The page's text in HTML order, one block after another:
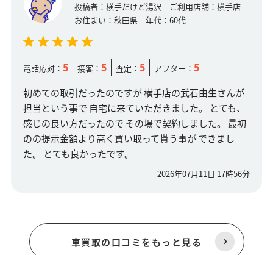
投稿者： 横手だけど湯沢 ご利用店舗： 横手店
お住まい： 秋田県 年代： 60代
電話応対： 5 接客： 5 査定： 5 アフター： 5
初めての取引だったのですが 横手店の武石由生さんが
担当という事で 自宅に来ていただきました。 とても、
感じの良い方だったので その場で契約しました。 最初
のの提示金額より高く買い取って貰う事が できまし
た。 とても良かったです。
2026年07月11日 17時56分
車買取の口コミをもっと見る